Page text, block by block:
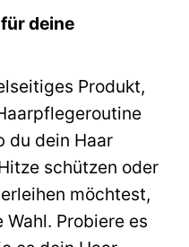
deine
Produkt,
du dein Haar
schützen oder
möchtest,
Probiere es